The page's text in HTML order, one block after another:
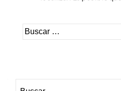
Buscar: